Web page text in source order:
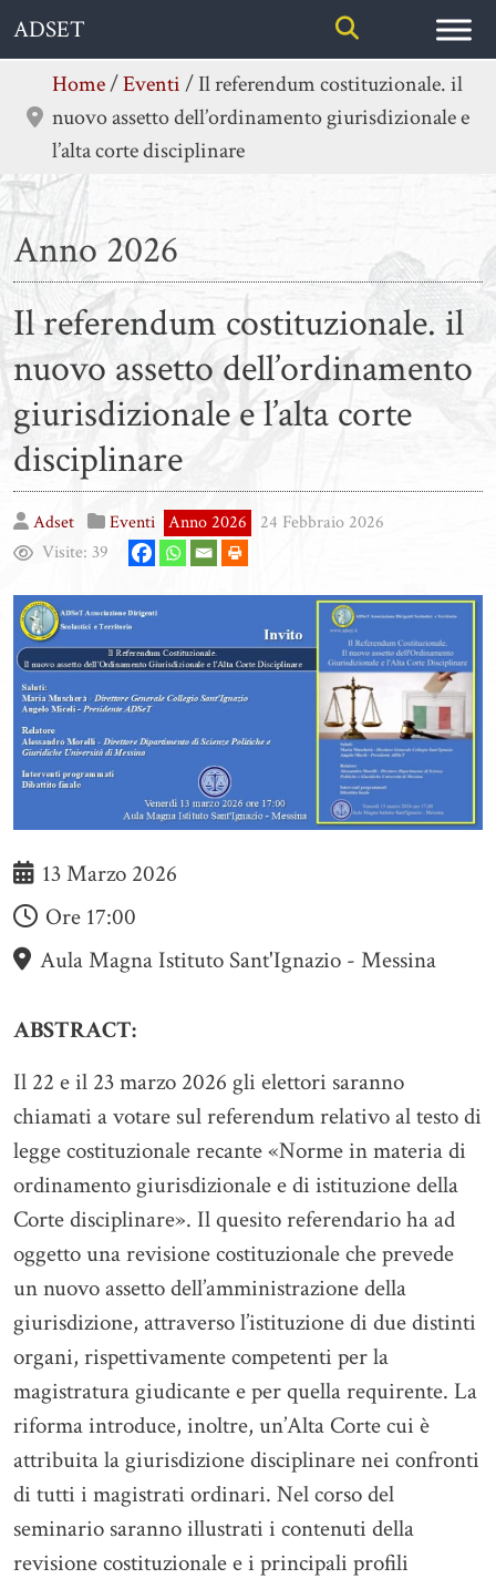
Skip
content
ADSET
Home/Eventi/Il referendum costituzionale. il
nuovo assetto dell’ordinamento giurisdizionale e
l’alta corte disciplinare
Anno 2026
Il referendum costituzionale. il
nuovo assetto dell’ordinamento
giurisdizionale e l’alta corte
disciplinare
Adset Eventi Anno 2026
24 Febbraio 2026
Visite: 39
13 Marzo 2026
Ore 17:00
Aula Magna Istituto Sant'Ignazio - Messina
ABSTRACT:
Il 22 e il 23 marzo 2026 gli elettori saranno
chiamati a votare sul referendum relativo al testo di
legge costituzionale recante «Norme in materia di
ordinamento giurisdizionale e di istituzione della
Corte disciplinare». Il quesito referendario ha ad
oggetto una revisione costituzionale che prevede
un nuovo assetto dell’amministrazione della
giurisdizione, attraverso l’istituzione di due distinti
organi, rispettivamente competenti per la
magistratura giudicante e per quella requirente. La
riforma introduce, inoltre, un’Alta Corte cui è
attribuita la giurisdizione disciplinare nei confronti
di tutti i magistrati ordinari. Nel corso del
seminario saranno illustrati i contenuti della
revisione costituzionale e i principali profili